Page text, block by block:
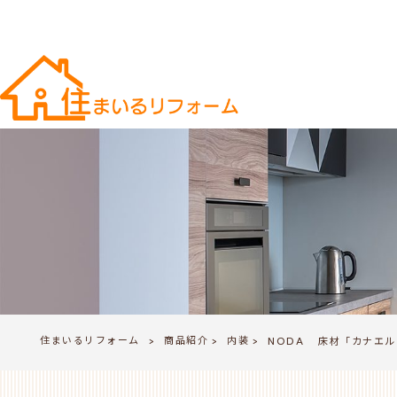
住まいるリフォーム > 商品紹介 > 内装 > NODA 床材「カナエル